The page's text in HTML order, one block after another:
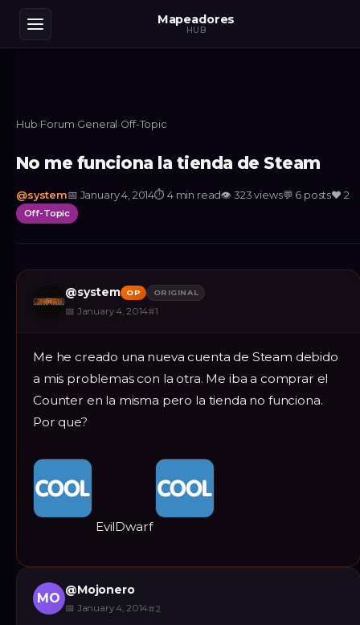
Mapeadores
HUB
Hub›Forum›General ›Off-Topic
No me funciona la tienda de Steam
@system📅 January 4, 2014⏱ 4 min read👁 323 views💬 6 posts❤️ 2
Off-Topic
@system OP ORIGINAL
📅 January 4, 2014#1
Me he creado una nueva cuenta de Steam debido
a mis problemas con la otra. Me iba a comprar el
Counter en la misma pero la tienda no funciona.
Por que?
EvilDwarf
MO
@Mojonero
📅 January 4, 2014#2